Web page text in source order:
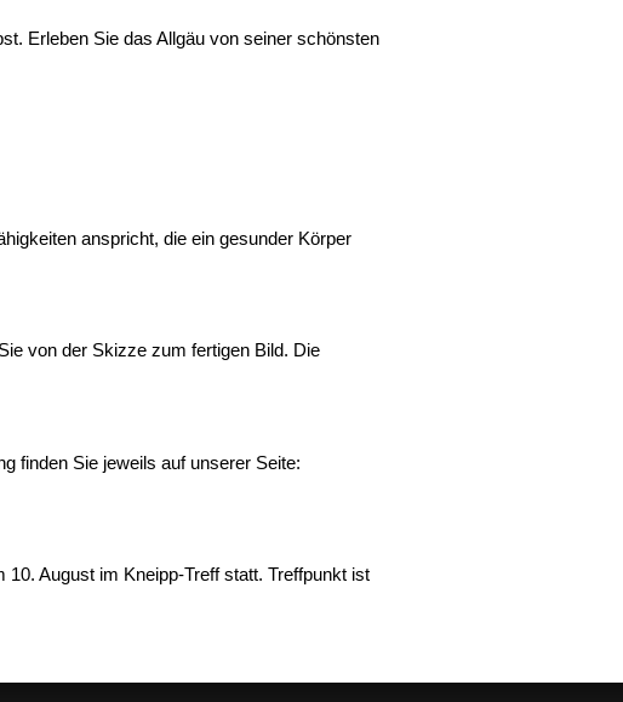
Erleben Sie das Allgäu von seiner schönsten
anspricht, die ein gesunder Körper
von der Skizze zum fertigen Bild. Die
finden Sie jeweils auf unserer Seite:
August im Kneipp-Treff statt. Treffpunkt ist